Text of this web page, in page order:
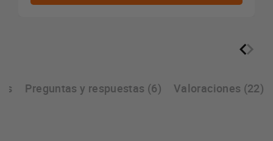
Preguntas y respuestas (6) Valoraciones (22)